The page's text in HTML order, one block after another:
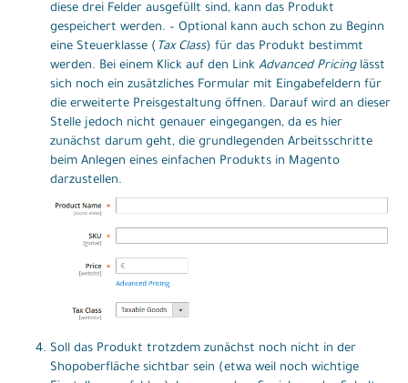
diese drei Felder ausgefüllt sind, kann das Produkt
gespeichert werden. – Optional kann auch schon zu Beginn
eine Steuerklasse ( Tax Class) für das Produkt bestimmt
werden. Bei einem Klick auf den Link Advanced Pricinglässt
sich noch ein zusätzliches Formular mit Eingabefeldern für
die erweiterte Preisgestaltung öffnen. Darauf wird an dieser
Stelle jedoch nicht genauer eingegangen, da es hier
zunächst darum geht, die grundlegenden Arbeitsschritte
beim Anlegen eines einfachen Produkts in Magento
darzustellen.
Soll das Produkt trotzdem zunächst noch nicht in der
Shopoberfläche sichtbar sein (etwa weil noch wichtige